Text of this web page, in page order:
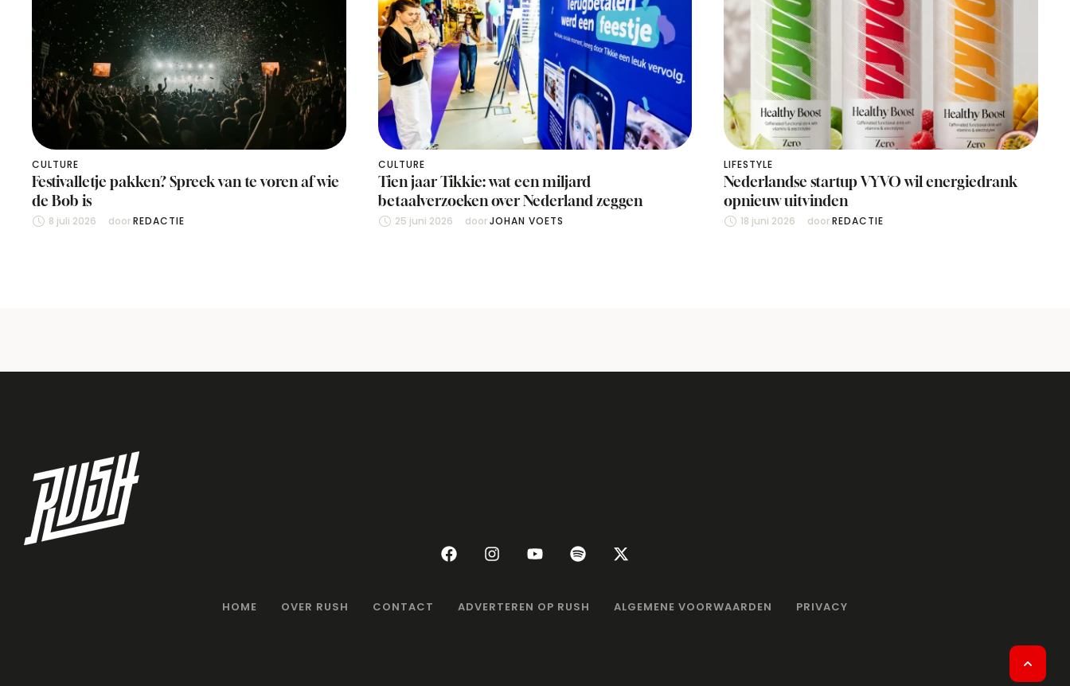
CULTURE
Festivalletje pakken? Spreek van te voren af wie
de Bob is
8 juli 2026 door REDACTIE
CULTURE
Tien jaar Tikkie: wat een miljard
betaalverzoeken over Nederland zeggen
25 juni 2026 door JOHAN VOETS
LIFESTYLE
Nederlandse startup VYVO wil energiedrank
opnieuw uitvinden
18 juni 2026 door REDACTIE
HOME OVER RUSH CONTACT ADVERTEREN OP RUSH ALGEMENE VOORWAARDEN PRIVACY